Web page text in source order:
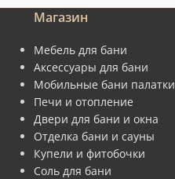
Магазин
Мебель для бани
Аксессуары для бани
Мобильные бани палатки
Печи и отопление
Двери для бани и окна
Отделка бани и сауны
Купели и фитобочки
Соль для бани